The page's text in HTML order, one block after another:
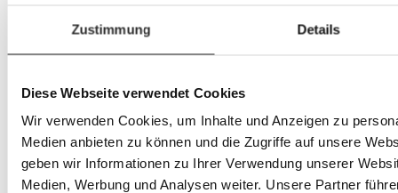
Zustimmung Details
Diese Webseite verwendet Cookies
Wir verwenden Cookies, um Inhalte und Anzeigen zu
Medien anbieten zu können und die Zugriffe auf unsere
geben wir Informationen zu Ihrer Verwendung unserer
Medien, Werbung und Analysen weiter. Unsere Partner